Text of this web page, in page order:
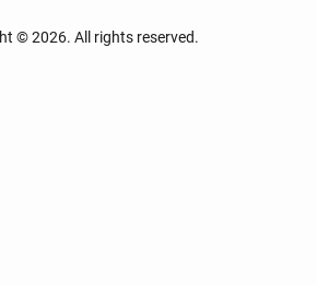
© 2026. All rights reserved.